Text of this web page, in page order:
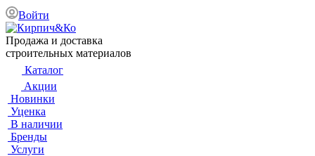
Войти
Продажа и доставка
строительных материалов
Каталог
Акции
Новинки
Уценка
В наличии
Бренды
Услуги